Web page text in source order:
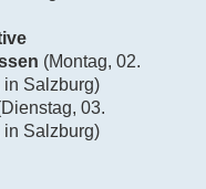
(Montag, 02.
in Salzburg)
03.
in Salzburg)